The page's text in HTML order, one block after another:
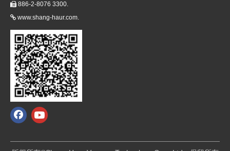
 886-2-8076 3300.
 www.shang-haur.com.